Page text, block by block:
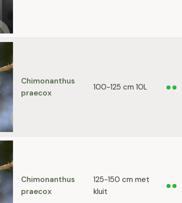
Chimonanthus
praecox
100-125 cm 10L
Chimonanthus
praecox
125-150 cm met
kluit